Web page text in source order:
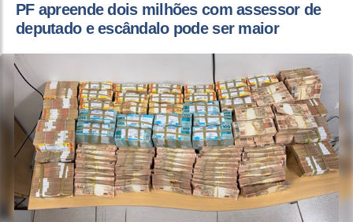
PF apreende dois milhões com assessor de
deputado e escândalo pode ser maior